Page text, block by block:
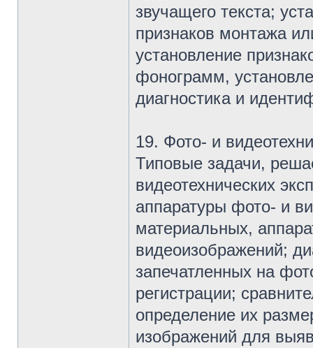
звучащего текста;
признаков монтажа
установление
фонограмм,
диагностика и
19. Фото- и
Типовые задачи,
видеотехнических
аппаратуры фото- и
материальных,
видеоизображений;
запечатленных на
регистрации;
определение их
изображений для